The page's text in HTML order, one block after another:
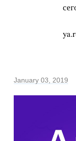
January 03, 2019